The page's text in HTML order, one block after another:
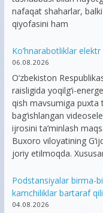
nafaqat shaharlar,
qiyofasini ham
Ko’hnarabotliklar
06.08.2026
O‘zbekiston
raisligida yoqilg‘i-
qish mavsumiga puxta
bag‘ishlangan
ijrosini ta’minlash
Buxoro viloyatining
joriy etilmoqda.
Podstansiyalar birma-
kamchiliklar bartaraf
04.08.2026